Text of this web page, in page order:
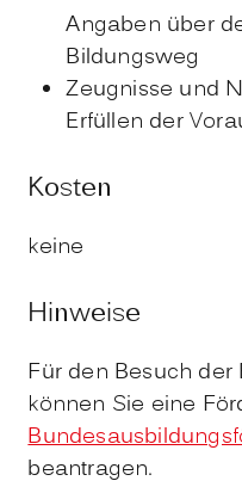
Angaben über
Bildungsweg
Zeugnisse und
Erfüllen der
Kosten
keine
Hinweise
Für den Besuch
können Sie eine
beantragen.